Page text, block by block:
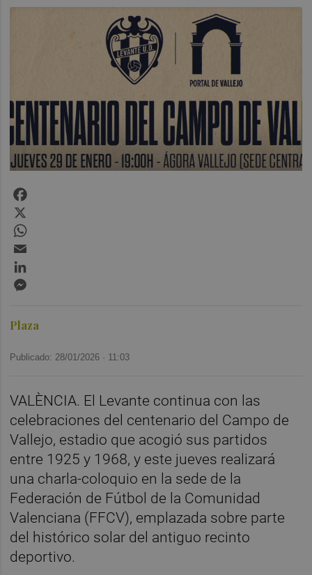
Plaza
Publicado: 28/01/2026 · 11:03
VALÈNCIA. El Levante continua con las
celebraciones del centenario del Campo de
Vallejo, estadio que acogió sus partidos
entre 1925 y 1968, y este jueves realizará
una charla-coloquio en la sede de la
Federación de Fútbol de la Comunidad
Valenciana (FFCV), emplazada sobre parte
del histórico solar del antiguo recinto
deportivo.